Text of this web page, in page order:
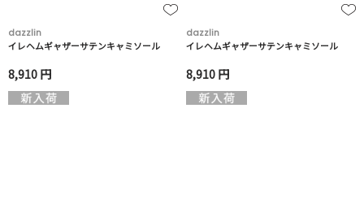
dazzlin
イレヘムギャザーサテンキャミソール
8,910 円
dazzlin
イレヘムギャザーサテンキャミソール
8,910 円